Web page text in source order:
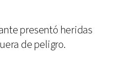
presentó heridas
de peligro.